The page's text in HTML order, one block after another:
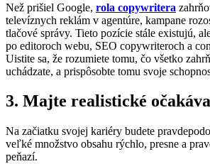
Než prišiel Google, rola copywritera
televíznych reklám v agentúre, kampane
tlačové správy. Tieto pozície stále existujú,
po editoroch webu, SEO copywriteroch a
Uistite sa, že rozumiete tomu, čo všetko
uchádzate, a prispôsobte tomu svoje
3. Majte realistické
Na začiatku svojej kariéry budete
veľké množstvo obsahu rýchlo, presne a
peňazí.